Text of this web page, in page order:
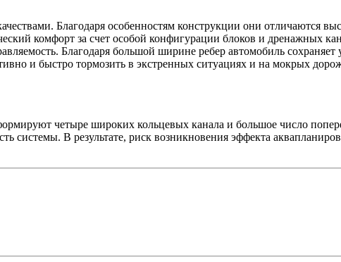
Благодаря особенностям конструкции они отличаются
комфорт за счет особой конфигурации блоков и дренажных
Благодаря большой ширине ребер автомобиль
и быстро тормозить в экстренных ситуациях и на мокрых
четыре широких кольцевых канала и большое число
системы. В результате, риск возникновения эффекта